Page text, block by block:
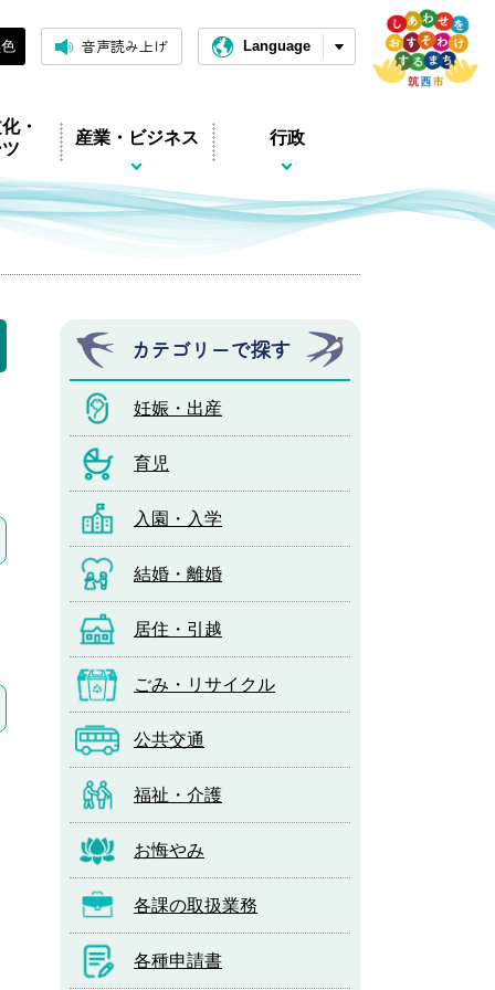
音声読み上げ Language
・
産業・ビジネス 行政
カテゴリーで探す
妊娠・出産
育児
入園・入学
結婚・離婚
居住・引越
ごみ・リサイクル
公共交通
福祉・介護
お悔やみ
各課の取扱業務
各種申請書